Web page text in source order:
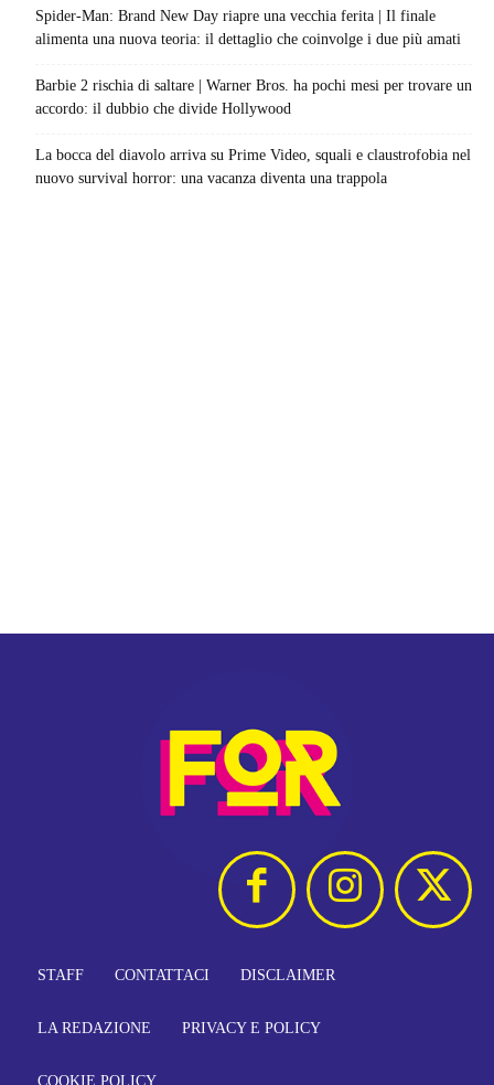
Spider-Man: Brand New Day riapre una vecchia ferita | Il finale
alimenta una nuova teoria: il dettaglio che coinvolge i due più amati
Barbie 2 rischia di saltare | Warner Bros. ha pochi mesi per trovare un
accordo: il dubbio che divide Hollywood
La bocca del diavolo arriva su Prime Video, squali e claustrofobia nel
nuovo survival horror: una vacanza diventa una trappola
STAFF CONTATTACI DISCLAIMER
LA REDAZIONE PRIVACY E POLICY
COOKIE POLICY